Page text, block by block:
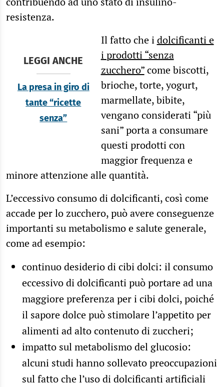
resistenza.
LEGGI ANCHE
La presa in giro di
tante “ricette
senza”
Il fatto che idolcificanti e
i prodotti “senza
zucchero”come biscotti,
brioche, torte, yogurt,
marmellate, bibite,
vengano considerati “più
sani” porta a consumare
questi prodotti con
maggior frequenza e
minore attenzione alle quantità.
L’eccessivo consumo di dolcificanti, così come
accade per lo zucchero, può avere conseguenze
importanti su metabolismo e salute generale,
come ad esempio:
continuo desiderio di cibi dolci: il consumo
eccessivo di dolcificanti può portare ad una
maggiore preferenza per i cibi dolci, poiché
il sapore dolce può stimolare l’appetito per
alimenti ad alto contenuto di zuccheri;
impatto sul metabolismo del glucosio:
alcuni studi hanno sollevato preoccupazioni
sul fatto che l’uso di dolcificanti artificiali